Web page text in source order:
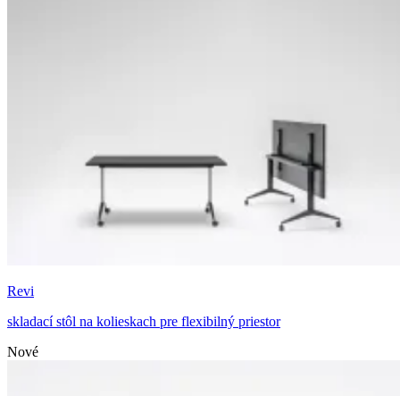
Revi
skladací stôl na kolieskach pre flexibilný priestor
Nové